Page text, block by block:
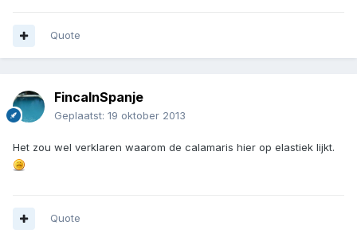
Quote
FincaInSpanje
Geplaatst: 19 oktober 2013
Het zou wel verklaren waarom de calamaris hier op elastiek lijkt.
Quote